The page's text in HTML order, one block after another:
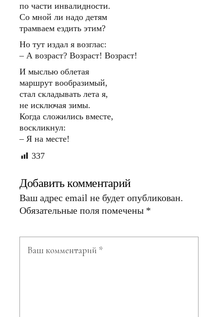
по части инвалидности.
Со мной ли надо детям
трамваем ездить этим?
Но тут издал я возглас:
– А возраст? Возраст! Возраст!
И мыслью облетая
маршрут вообразимый,
стал складывать лета я,
не исключая зимы.
Когда сложились вместе,
воскликнул:
– Я на месте!
337
Добавить комментарий
Ваш адрес email не будет опубликован.
Обязательные поля помечены *